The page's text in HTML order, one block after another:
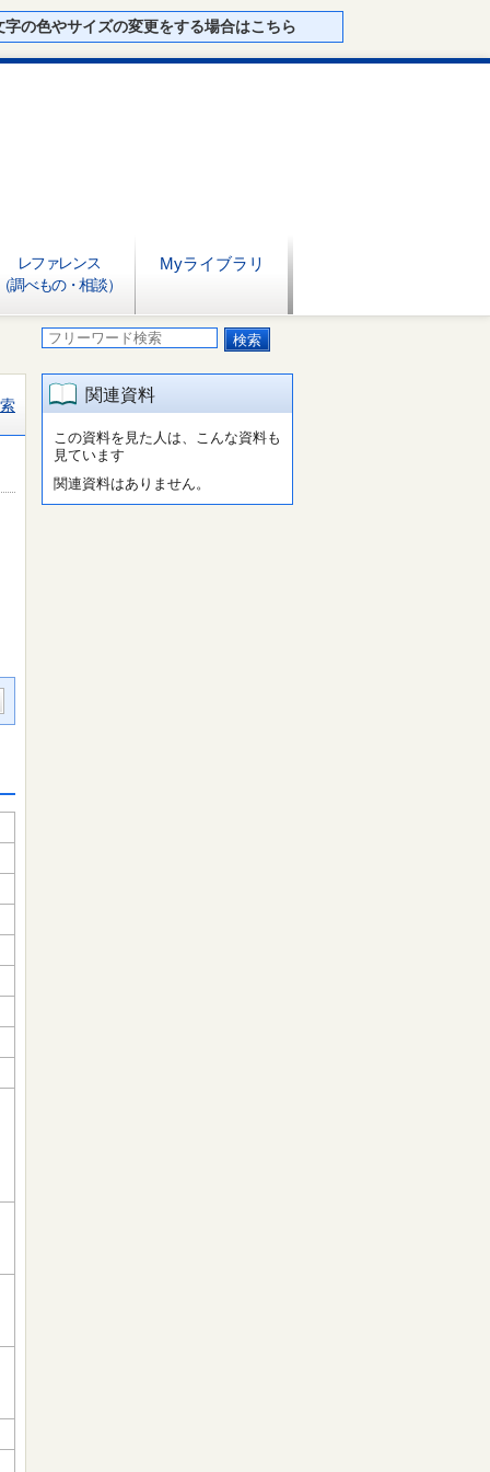
の色やサイズの変更をする場合はこちら
レファレンス
調べもの・相談）
Myライブラリ
関連資料
この資料を見た人は、こんな資料も
見ています
関連資料はありません。